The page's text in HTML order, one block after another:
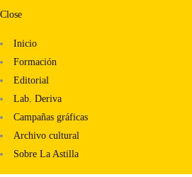
Close
Inicio
Formación
Editorial
Lab. Deriva
Campañas gráficas
Archivo cultural
Sobre La Astilla